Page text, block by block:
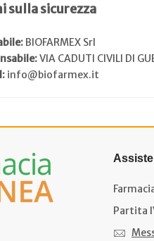
sulla sicurezza
BIOFARMEX Srl
VIA CADUTI CIVILI DI
info@biofarmex.it
Partita